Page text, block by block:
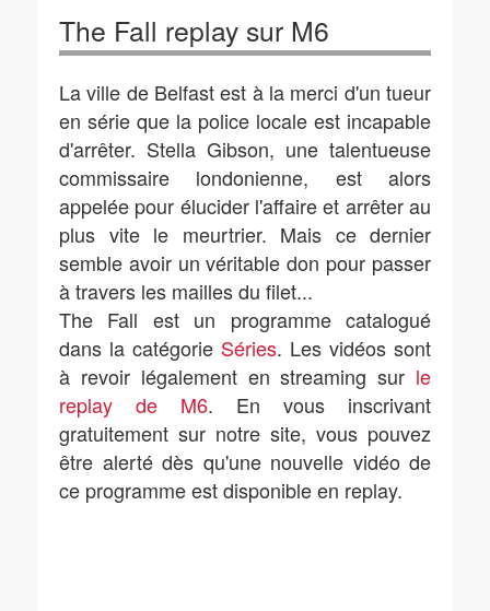
The Fall replay sur M6
La ville de Belfast est à la merci d'un tueur
en série que la police locale est incapable
d'arrêter. Stella Gibson, une talentueuse
commissaire londonienne, est alors
appelée pour élucider l'affaire et arrêter au
plus vite le meurtrier. Mais ce dernier
semble avoir un véritable don pour passer
à travers les mailles du filet...
The Fall est un programme catalogué
dans la catégorie Séries. Les vidéos sont
à revoir légalement en streaming sur le
replay de M6. En vous inscrivant
gratuitement sur notre site, vous pouvez
être alerté dès qu'une nouvelle vidéo de
ce programme est disponible en replay.